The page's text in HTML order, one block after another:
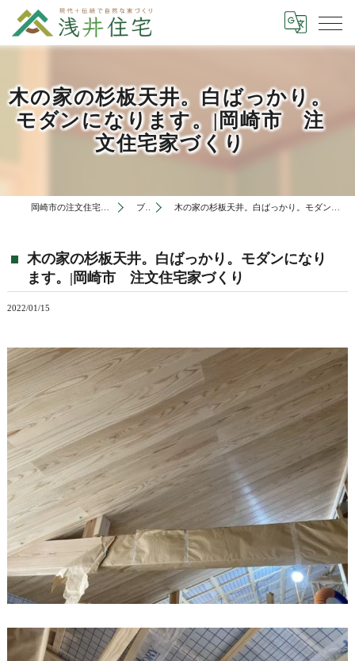
木の家の杉板天井。白ばっかり。
モダンになります。|岡崎市 注
文住宅家づくり
岡崎市の注文住宅は有限会社浅井住宅 ブログ 木の家の杉板天井。白ばっかり。モダンになります。|岡崎市 注文住宅家づくり
木の家の杉板天井。白ばっかり。モダンになり
ます。|岡崎市 注文住宅家づくり
2022/01/15